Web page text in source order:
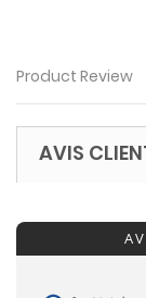
Product Review
AVIS